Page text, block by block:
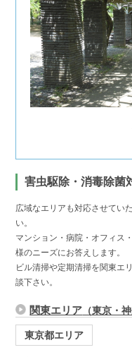
害虫駆除・消毒除菌
広域なエリアも対応させてい
い。
マンション・病院・オフィス
様のニーズにお答えします。
ビル清掃や定期清掃を関東エ
談下さい。
関東エリア （東京・
東京都エリア